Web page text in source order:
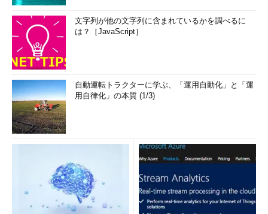
文字列が他の文字列に含まれているかを調べるに
は？［JavaScript］
自動運転トラクターに学ぶ、「運用自動化」と「運
用自律化」の本質 (1/3)